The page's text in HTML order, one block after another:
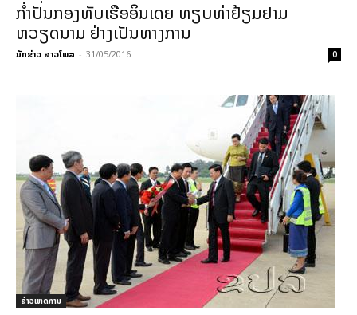
ກ່ຳປັ່ນກອງທັບເຮືອອິນເດຍ ທຽບທ່າຢ້ຽມຢາມ
ຫວຽດນາມ ຢ່າງເປັນທາງການ
ນັກຂ່າວ ລາວໂພສ - 31/05/2016 0
ຂ່າວເຫດການ